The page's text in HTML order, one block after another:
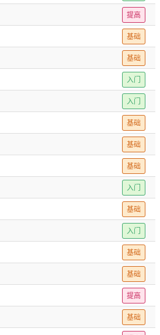
提高
基础
基础
入门
入门
基础
基础
基础
入门
基础
入门
基础
基础
提高
基础